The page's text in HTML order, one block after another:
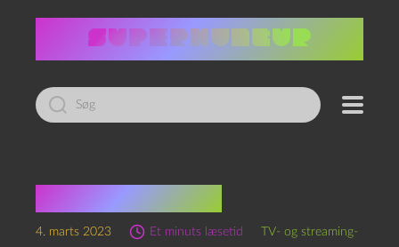
Led
efter:
The rig (2023—)
4. marts 2023 Et minuts læsetid
TV- og streaming-